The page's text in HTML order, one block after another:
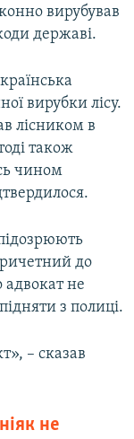
вирубував
державі.
вирубки лісу.
лісником в
також
чином
до
не
з полиці.
– сказав
не